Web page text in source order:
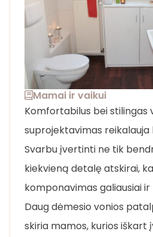
Mamai ir vaikui
Komfortabilus bei stilingas
suprojektavimas reikalauja
Svarbu įvertinti ne tik
kiekvieną detalę atskirai,
komponavimas galiausiai
Daug dėmesio vonios
skiria mamos, kurios iškart